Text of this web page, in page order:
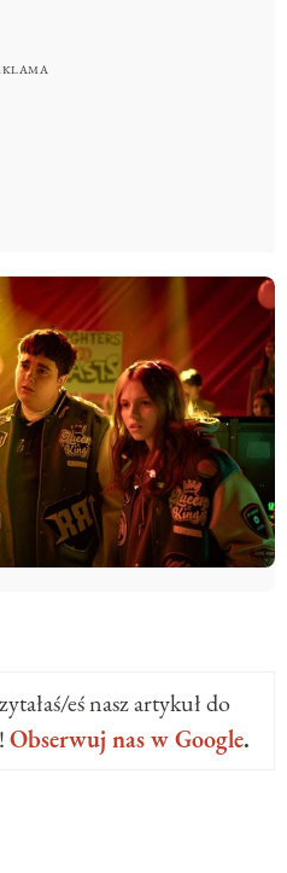
eś nasz artykuł do
Obserwuj nas w Google.